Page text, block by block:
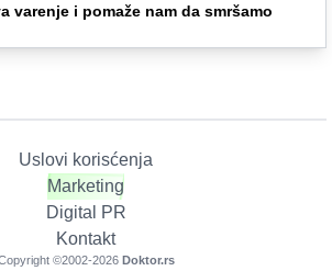
varenje i pomaže nam da smršamo
Uslovi korisćenja
Marketing
Digital PR
Kontakt
©2002-2026 Doktor.rs